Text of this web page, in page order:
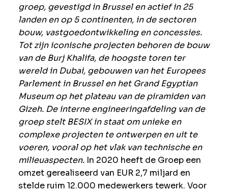
groep, gevestigd in Brussel en actief in 25
landen en op 5 continenten, in de sectoren
bouw, vastgoedontwikkeling en concessies.
Tot zijn iconische projecten behoren de bouw
van de Burj Khalifa, de hoogste toren ter
wereld in Dubai, gebouwen van het Europees
Parlement in Brussel en het Grand Egyptian
Museum op het plateau van de piramiden van
Gizeh. De interne engineeringafdeling van de
groep stelt BESIX in staat om unieke en
complexe projecten te ontwerpen en uit te
voeren, vooral op het vlak van technische en
milieuaspecten. In 2020 heeft de Groep een
omzet gerealiseerd van EUR 2,7 miljard en
stelde ruim 12.000 medewerkers tewerk. Voor